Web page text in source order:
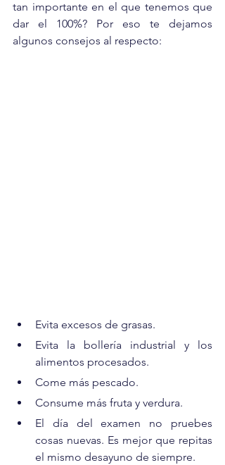
tan importante en el que tenemos que
dar el 100%? Por eso te dejamos
algunos consejos al respecto:
Evita excesos de grasas.
Evita la bollería industrial y los
alimentos procesados.
Come más pescado.
Consume más fruta y verdura.
El día del examen no pruebes
cosas nuevas. Es mejor que repitas
el mismo desayuno de siempre.